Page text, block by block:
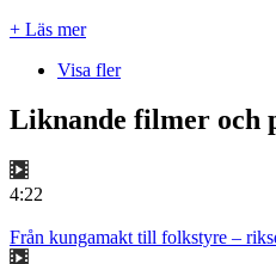
+ Läs mer
Visa fler
Liknande filmer och
4:22
Från kungamakt till folkstyre –